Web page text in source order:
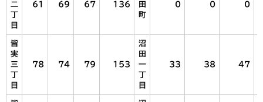
二
目
61 69 67 136
田
町
0 0 0
皆
実
三
目
78 74 79 153
沼
田
一
目
33 38 47